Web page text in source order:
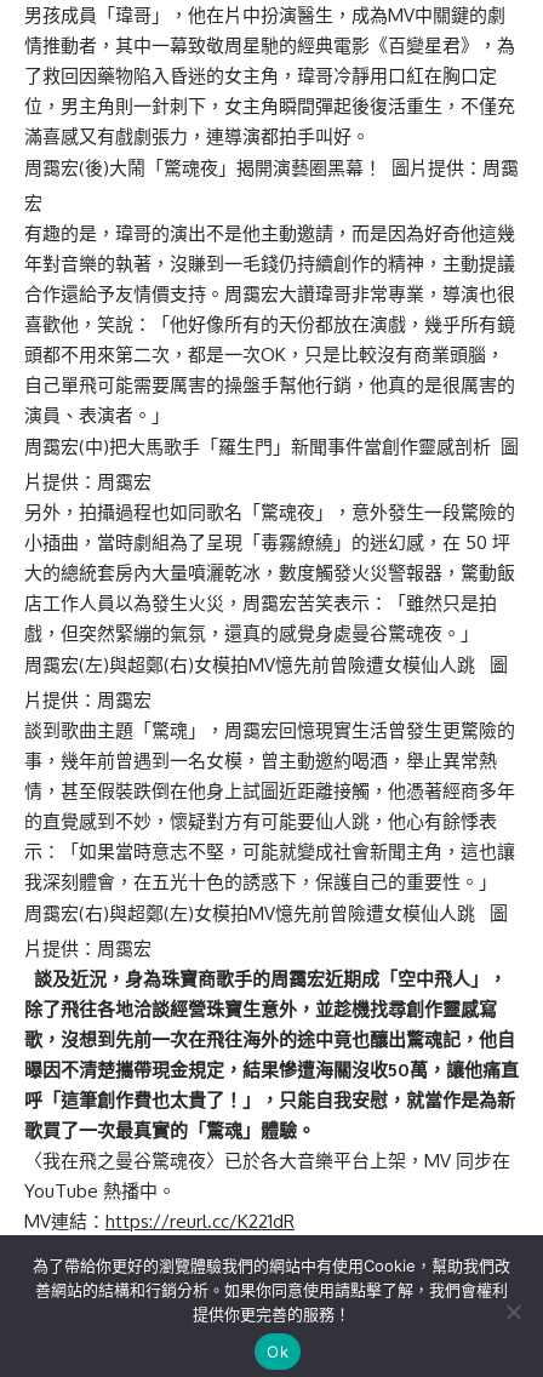
男孩成員「瑋哥」，他在片中扮演醫生，成為MV中關鍵的劇
情推動者，其中一幕致敬周星馳的經典電影《百變星君》，為
了救回因藥物陷入昏迷的女主角，瑋哥冷靜用口紅在胸口定
位，男主角則一針刺下，女主角瞬間彈起後復活重生，不僅充
滿喜感又有戲劇張力，連導演都拍手叫好。
周靄宏(後)大鬧「驚魂夜」揭開演藝圈黑幕！ 圖片提供：周靄
宏
有趣的是，瑋哥的演出不是他主動邀請，而是因為好奇他這幾
年對音樂的執著，沒賺到一毛錢仍持續創作的精神，主動提議
合作還給予友情價支持。周靄宏大讚瑋哥非常專業，導演也很
喜歡他，笑說：「他好像所有的天份都放在演戲，幾乎所有鏡
頭都不用來第二次，都是一次OK，只是比較沒有商業頭腦，
自己單飛可能需要厲害的操盤手幫他行銷，他真的是很厲害的
演員、表演者。」
周靄宏(中)把大馬歌手「羅生門」新聞事件當創作靈感剖析 圖
片提供：周靄宏
另外，拍攝過程也如同歌名「驚魂夜」，意外發生一段驚險的
小插曲，當時劇組為了呈現「毒霧繚繞」的迷幻感，在 50 坪
大的總統套房內大量噴灑乾冰，數度觸發火災警報器，驚動飯
店工作人員以為發生火災，周靄宏苦笑表示：「雖然只是拍
戲，但突然緊繃的氣氛，還真的感覺身處曼谷驚魂夜。」
周靄宏(左)與超鄭(右)女模拍MV憶先前曾險遭女模仙人跳 圖
片提供：周靄宏
談到歌曲主題「驚魂」，周靄宏回憶現實生活曾發生更驚險的
事，幾年前曾遇到一名女模，曾主動邀約喝酒，舉止異常熱
情，甚至假裝跌倒在他身上試圖近距離接觸，他憑著經商多年
的直覺感到不妙，懷疑對方有可能要仙人跳，他心有餘悸表
示：「如果當時意志不堅，可能就變成社會新聞主角，這也讓
我深刻體會，在五光十色的誘惑下，保護自己的重要性。」
周靄宏(右)與超鄭(左)女模拍MV憶先前曾險遭女模仙人跳 圖
片提供：周靄宏
談及近況，身為珠寶商歌手的周靄宏近期成「空中飛人」，
除了飛往各地洽談經營珠寶生意外，並趁機找尋創作靈感寫
歌，沒想到先前一次在飛往海外的途中竟也釀出驚魂記，他自
曝因不清楚攜帶現金規定，結果慘遭海關沒收50萬，讓他痛直
呼「這筆創作費也太貴了！」，只能自我安慰，就當作是為新
歌買了一次最真實的「驚魂」體驗。
〈我在飛之曼谷驚魂夜〉已於各大音樂平台上架，MV 同步在
YouTube 熱播中。
MV連結： https://reurl.cc/K221dR
關於我們 隱私權政策 聯絡我們
Copyright©MORE News
為了帶給你更好的瀏覽體驗我們的網站中有使用Cookie，幫助我們改
善網站的結構和行銷分析。如果你同意使用請點擊了解，我們會權利
提供你更完善的服務！
Ok